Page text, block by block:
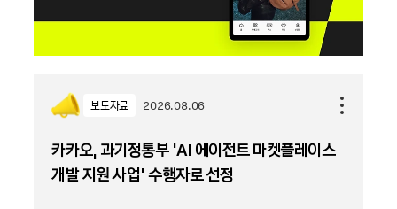
보도자료 2026.08.06
카카오, 과기정통부 ‘AI 에이전트 마켓플레이스
개발 지원 사업’ 수행자로 선정